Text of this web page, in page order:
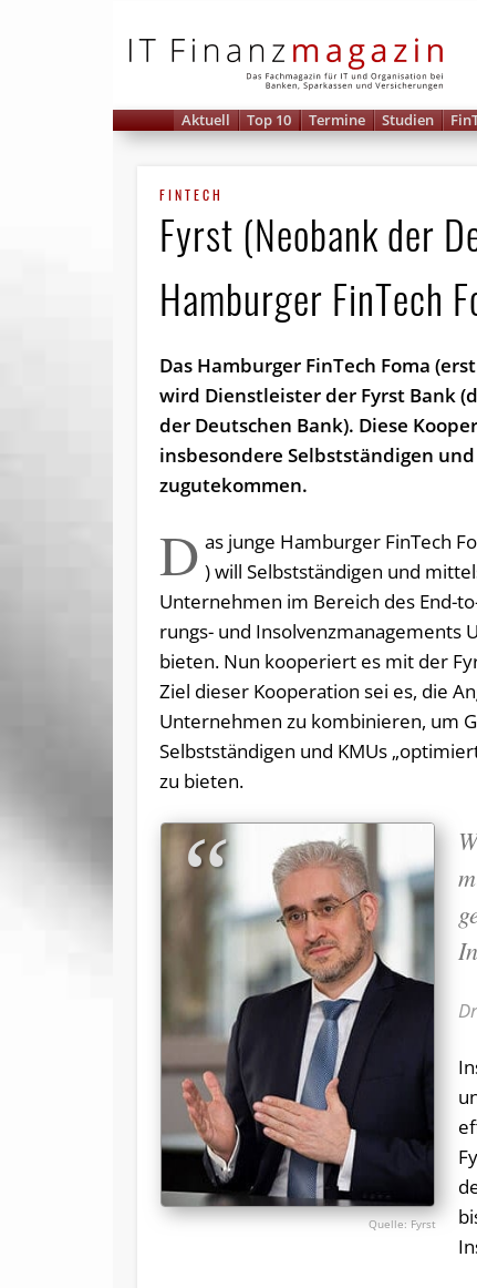
Aktuell Top 10 Termine Studien
FINTECH
Fyrst (Neobank der
Hamburger FinTech
Das Hamburger FinTech Foma
wird Dienstleister der Fyrst Bank
der Deutschen Bank). Diese
insbesondere Selbstständigen
zugutekommen.
D as junge Hamburger FinTech
) will Selbst­stän­di­gen und
Un­ter­neh­men im Be­reich des End-
rungs- und In­sol­venz­ma­nage­ments
bieten. Nun ko­ope­riert es mit der
Ziel die­ser Ko­ope­ra­ti­on sei es, die
Un­ter­neh­men zu kom­bi­nie­ren, um
Selbst­stän­di­gen und KMUs
zu bieten.
Fyrst